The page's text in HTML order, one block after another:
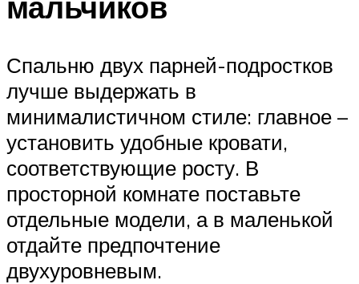
Спальню двух парней-подростков
лучше выдержать в
минималистичном стиле: главное –
установить удобные кровати,
соответствующие росту. В
просторной комнате поставьте
отдельные модели, а в маленькой
отдайте предпочтение
двухуровневым.